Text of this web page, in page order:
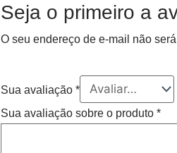
Seja o primeiro a
O seu endereço de e-mail não
Sua avaliação *
Sua avaliação sobre o produto *